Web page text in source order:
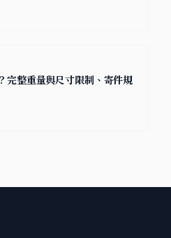
完整重量與尺寸限制、寄件規